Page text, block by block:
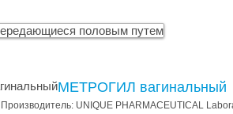
МЕТРОГИЛ вагинальный
Производитель: UNIQUE PHARMACEUTICAL